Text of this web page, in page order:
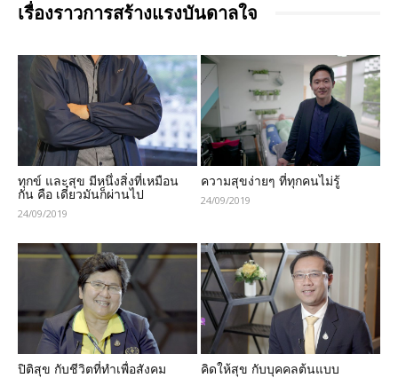
เรื่องราวการสร้างแรงบันดาลใจ
ทุกข์ และสุข มีหนึ่งสิ่งที่เหมือน
กัน คือ เดี๋ยวมันก็ผ่านไป
24/09/2019
ความสุขง่ายๆ ที่ทุกคนไม่รู้
24/09/2019
ปิติสุข กับชีวิตที่ทำเพื่อสังคม คิดให้สุข กับบุคคลต้นแบบ